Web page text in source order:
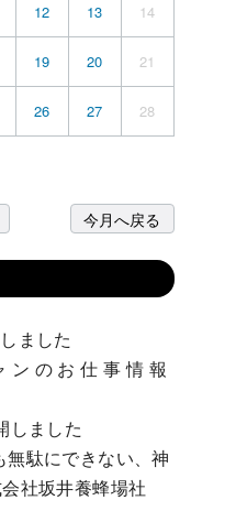
12 13 14
19 20 21
26 27 28
今月へ戻る
ました
ン の お 仕 事 情 報
しました
駄にできない、神
社坂井養蜂場社